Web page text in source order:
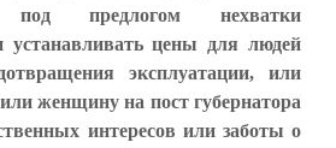
под предлогом нехватки
устанавливать цены для людей
эксплуатации, или
женщину на пост губернатора
интересов или заботы о